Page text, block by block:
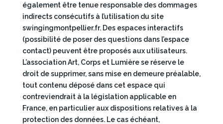
également être tenue responsable des dommages
indirects consécutifs à l’utilisation du site
swingingmontpellier.fr. Des espaces interactifs
(possibilité de poser des questions dans l’espace
contact) peuvent être proposés aux utilisateurs.
L’association Art, Corps et Lumière se réserve le
droit de supprimer, sans mise en demeure préalable,
tout contenu déposé dans cet espace qui
contreviendrait à la législation applicable en
France, en particulier aux dispositions relatives à la
protection des données. Le cas échéant,